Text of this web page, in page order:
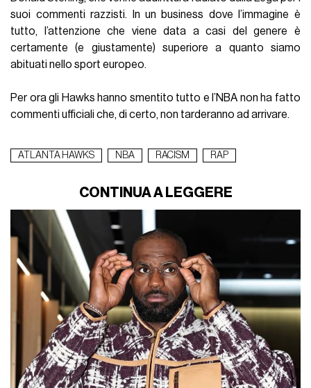
suoi commenti razzisti. In un business dove l’immagine è
tutto, l’attenzione che viene data a casi del genere è
certamente (e giustamente) superiore a quanto siamo
abituati nello sport europeo.
Per ora gli Hawks hanno smentito tutto e l’NBA non ha fatto
commenti ufficiali che, di certo, non tarderanno ad arrivare.
ATLANTA HAWKS NBA RACISM RAP
CONTINUA A LEGGERE